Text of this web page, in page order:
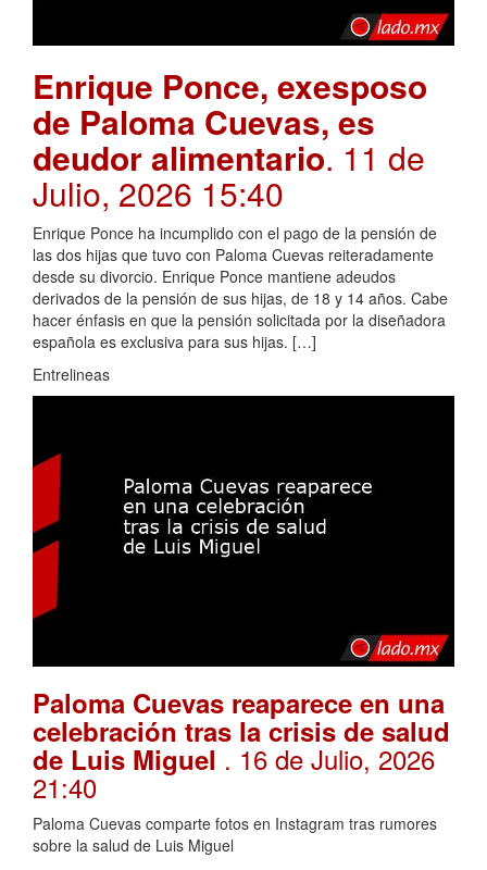
Enrique Ponce, exesposo
de Paloma Cuevas, es
deudor alimentario. 11 de
Julio, 2026 15:40
Enrique Ponce ha incumplido con el pago de la pensión de
las dos hijas que tuvo con Paloma Cuevas reiteradamente
desde su divorcio. Enrique Ponce mantiene adeudos
derivados de la pensión de sus hijas, de 18 y 14 años. Cabe
hacer énfasis en que la pensión solicitada por la diseñadora
española es exclusiva para sus hijas. […]
Entrelineas
Paloma Cuevas reaparece en una
celebración tras la crisis de salud
de Luis Miguel . 16 de Julio, 2026
21:40
Paloma Cuevas comparte fotos en Instagram tras rumores
sobre la salud de Luis Miguel